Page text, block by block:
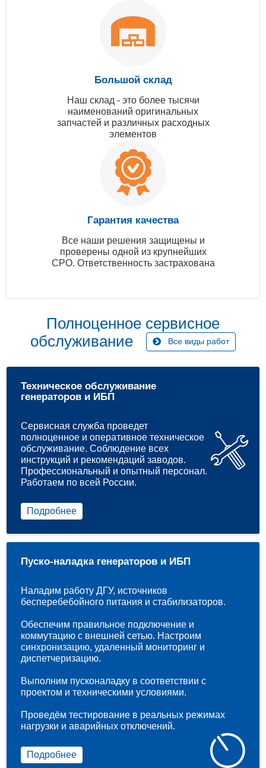
Большой склад
Наш склад - это более тысячи
наименований оригинальных
запчастей и различных расходных
элементов
Гарантия качества
Все наши решения защищены и
проверены одной из крупнейших
СРО. Ответственность застрахована
Полноценное сервисное
обслуживание
Все виды работ
Техническое обслуживание
генераторов и ИБП
Сервисная служба проведет
полноценное и оперативное техническое
обслуживание. Соблюдение всех
инструкций и рекомендаций заводов.
Профессиональный и опытный персонал.
Работаем по всей России.
Подробнее
Пуско-наладка генераторов и ИБП
Наладим работу ДГУ, источников
бесперебебойного питания и стабилизаторов.
Обеспечим правильное подключение и
коммутацию с внешней сетью. Настроим
синхронизацию, удаленный мониторинг и
диспетчеризацию.
Выполним пусконаладку в соответствии с
проектом и техническими условиями.
Проведём тестирование в реальных режимах
нагрузки и аварийных отключений.
Подробнее